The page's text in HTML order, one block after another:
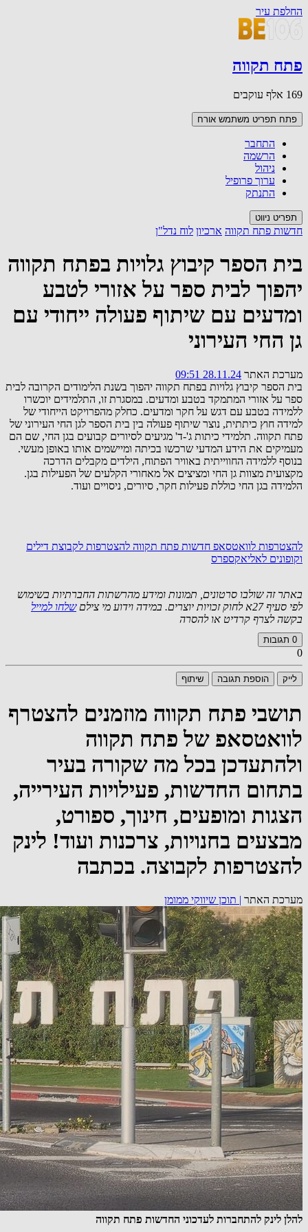
החלפת עיר
פתח תקווה
169 אלף עוקבים
פתח תפריט משתמש אורח
התחבר
הרשמה
ניהול
ערוך פרופיל
התנתק
תפריט ניווט
חדשות פתח תקווה ארכיון לוח נדל"ן
בית הספר קיבוץ גלויות בפתח תקווה
יהפוך לבית ספר על אזורי לטבע
ומדעים עם שיתוף פעולה ייחודי עם
גן החי העירוני
מערכת האתר 28.11.24 09:51
בית הספר קיבוץ גלויות בפתח תקווה יהפוך בשנת הלימודים הקרובה לבית
ספר על אזורי המתמקד בטבע ומדעים. במסגרת זו, התלמידים יוכשרו
ללמידה בטבע עם דגש על חקר ומדעים. כחלק מהפרויקט הייחודי של
למידה חוץ כיתתית, נוצר שיתוף פעולה בין בית הספר לגן החי העירוני של
פתח תקווה. תלמידי כיתות ג'-ד' מגיעים לסיורים קבועים בגן החי, שם הם
מעמיקים את הידע המדעי שרכשו בכיתה ומיישמים אותו באופן מעשי.
בנוסף ללמידה החווייתית באוויר הפתוח, הילדים מקבלים הדרכה
מקצועית מצוות גן החי ומציצים אל מאחורי הקלעים של הפעילות בגן.
הלמידה בגן החי כוללת פעילות חקר, סיורים, ניסויים ועוד.
להצטרפות לוואטסאפ חדשות פתח תקווה להצטרפות לקבוצת דילים
וקופונים לאליאקספרס
באתר זה שולבו סרטונים, תמונות ומידע מהרשתות החברתיות בשימוש
לפי סעיף 27א לחוק זכויות יוצרים. במידה וידוע מי צילם
שלחו למייל
בקשה לצרף קרדיט או להסרה
0 תגובות
0
לייק הוספת תגובה שיתוף
תושבי פתח תקווה מוזמנים להצטרף
לוואטסאפ של פתח תקווה
ולהתעדכן בכל מה שקורה בעיר
בתחום החדשות, פעילויות העירייה,
הצגות ומופעים, חינוך, ספורט,
מבצעים בחנויות, צרכנות ועוד! לינק
להצטרפות לקבוצה. בכתבה
מערכת האתר | תוכן שיווקי ממומן
להלן לינק להתחברות לעדכוני החדשות פתח תקווה